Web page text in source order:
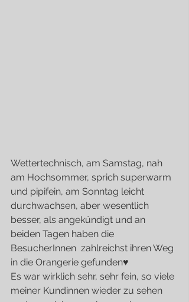
Wettertechnisch, am Samstag, nah
am Hochsommer, sprich superwarm
und pipifein, am Sonntag leicht
durchwachsen, aber wesentlich
besser, als angekündigt und an
beiden Tagen haben die
BesucherInnen  zahlreichst ihren Weg
in die Orangerie gefunden♥
Es war wirklich sehr, sehr fein, so viele
meiner Kundinnen wieder zu sehen